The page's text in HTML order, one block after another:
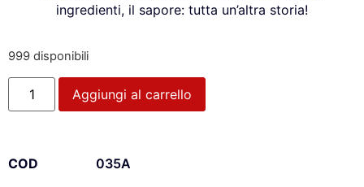
ingredienti, il sapore: tutta un’altra storia!
999 disponibili
Aggiungi al carrello
COD 035A